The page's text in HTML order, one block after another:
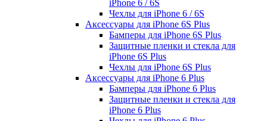
iPhone 6 / 6S
Чехлы для iPhone 6 / 6S
Аксессуары для iPhone 6S Plus
Бамперы для iPhone 6S Plus
Защитные пленки и стекла для
iPhone 6S Plus
Чехлы для iPhone 6S Plus
Аксессуары для iPhone 6 Plus
Бамперы для iPhone 6 Plus
Защитные пленки и стекла для
iPhone 6 Plus